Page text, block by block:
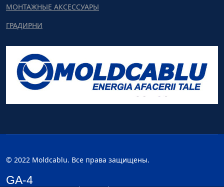
МОНТАЖНЫЕ АКСЕССУАРЫ
ГРАДИРНИ
© 2022 Moldcablu. Все права защищены.
GA-4